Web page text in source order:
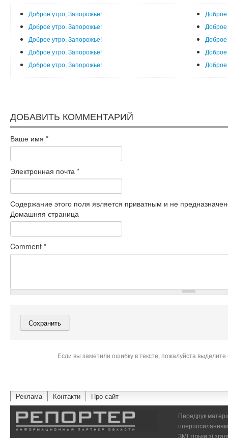
Доброе утро, Запорожье!
Доброе утро, Запорожье!
Доброе утро, Запорожье!
Доброе утро, Запорожье!
Доброе утро, Запорожье!
ДОБАВИТЬ КОММЕНТАРИЙ
Ваше имя *
Электронная почта *
Содержание этого поля является приватным и не
Домашняя страница
Comment *
Если вы заметили ошибку в тексте, пожалуйста
Реклама Контакти Про сайт
Передрук
ЗМІ тільки зі